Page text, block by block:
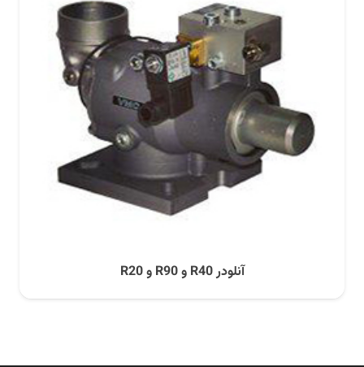
آنلودر R40 و R90 و R20